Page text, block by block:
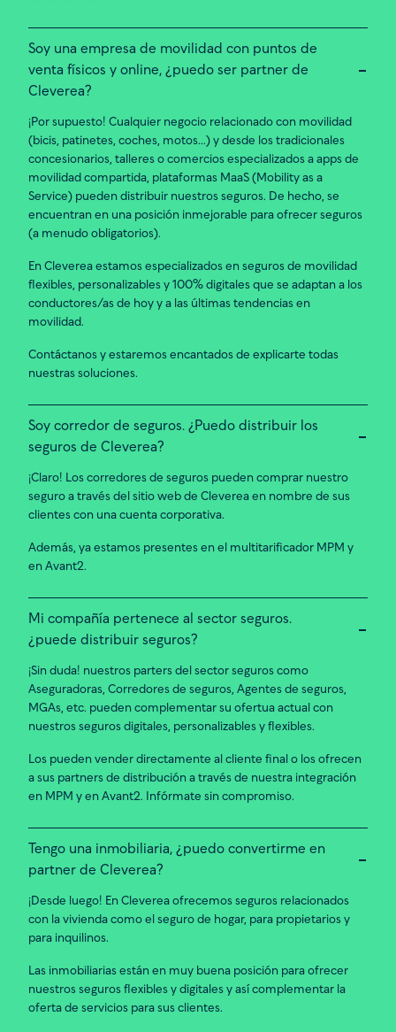
Soy una empresa de movilidad con puntos de
venta físicos y online, ¿puedo ser partner de
Cleverea?
¡Por supuesto! Cualquier negocio relacionado con movilidad
(bicis, patinetes, coches, motos...) y desde los tradicionales
concesionarios, talleres o comercios especializados a apps de
movilidad compartida, plataformas MaaS (Mobility as a
Service) pueden distribuir nuestros seguros. De hecho, se
encuentran en una posición inmejorable para ofrecer seguros
(a menudo obligatorios).
En Cleverea estamos especializados en seguros de movilidad
flexibles, personalizables y 100% digitales que se adaptan a los
conductores/as de hoy y a las últimas tendencias en
movilidad.
Contáctanos y estaremos encantados de explicarte todas
nuestras soluciones.
Soy corredor de seguros. ¿Puedo distribuir los
seguros de Cleverea?
¡Claro! Los corredores de seguros pueden comprar nuestro
seguro a través del sitio web de Cleverea en nombre de sus
clientes con una cuenta corporativa.
Además, ya estamos presentes en el multitarificador MPM y
en Avant2.
Mi compañía pertenece al sector seguros.
¿puede distribuir seguros?
¡Sin duda! nuestros parters del sector seguros como
Aseguradoras, Corredores de seguros, Agentes de seguros,
MGAs, etc. pueden complementar su ofertua actual con
nuestros seguros digitales, personalizables y flexibles.
Los pueden vender directamente al cliente final o los ofrecen
a sus partners de distribución a través de nuestra integración
en MPM y en Avant2. Infórmate sin compromiso.
Tengo una inmobiliaria, ¿puedo convertirme en
partner de Cleverea?
¡Desde luego! En Cleverea ofrecemos seguros relacionados
con la vivienda como el seguro de hogar, para propietarios y
para inquilinos.
Las inmobiliarias están en muy buena posición para ofrecer
nuestros seguros flexibles y digitales y así complementar la
oferta de servicios para sus clientes.